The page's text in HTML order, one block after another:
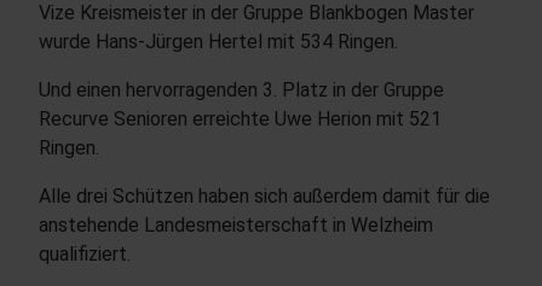
Vize Kreismeister in der Gruppe Blankbogen Master
wurde Hans-Jürgen Hertel mit 534 Ringen.
Und einen hervorragenden 3. Platz in der Gruppe
Recurve Senioren erreichte Uwe Herion mit 521
Ringen.
Alle drei Schützen haben sich außerdem damit für die
anstehende Landesmeisterschaft in Welzheim
qualifiziert.